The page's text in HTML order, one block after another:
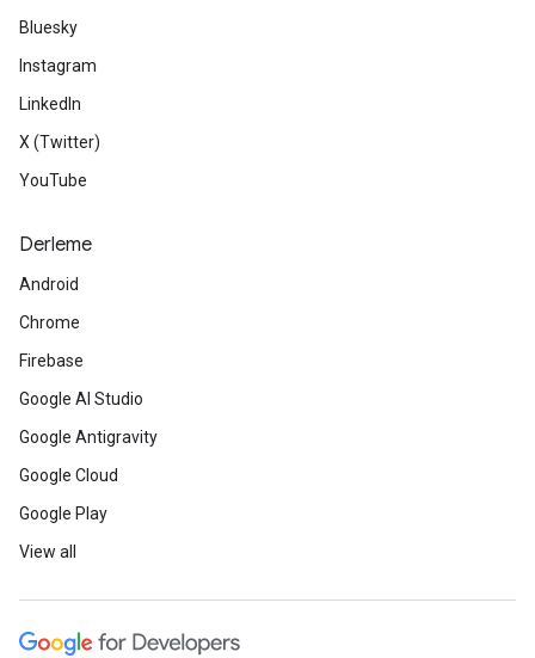
Bluesky
Instagram
LinkedIn
X (Twitter)
YouTube
Derleme
Android
Chrome
Firebase
Google AI Studio
Google Antigravity
Google Cloud
Google Play
View all